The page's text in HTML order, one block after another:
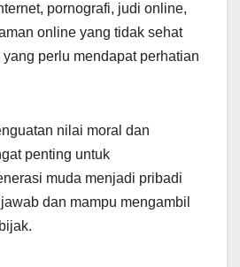
pornografi, judi online,
online yang tidak sehat
perlu mendapat perhatian
nilai moral dan
penting untuk
muda menjadi pribadi
dan mampu mengambil